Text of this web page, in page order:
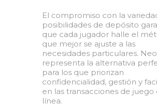
El compromiso con la
posibilidades de depósito
que cada jugador halle el
que mejor se ajuste a las
necesidades particulares.
representa la alternativa
para los que priorizan
confidencialidad, gestión y
en las transacciones de juego
línea.